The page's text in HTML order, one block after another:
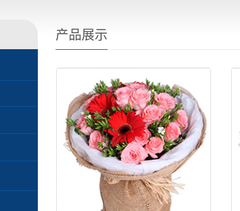
产品展示